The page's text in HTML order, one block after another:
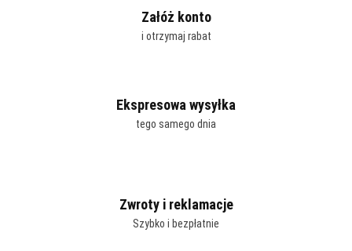
Załóż konto
i otrzymaj rabat
Ekspresowa wysyłka
tego samego dnia
Zwroty i reklamacje
Szybko i bezpłatnie